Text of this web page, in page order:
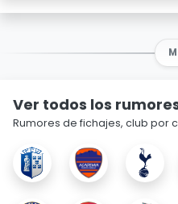
Ver todos los
Rumores de fichajes, club por